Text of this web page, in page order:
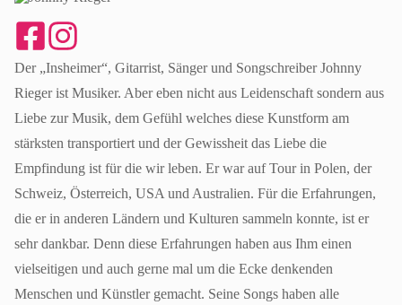
Der „Insheimer“, Gitarrist, Sänger und Songschreiber Johnny
Rieger ist Musiker. Aber eben nicht aus Leidenschaft sondern aus
Liebe zur Musik, dem Gefühl welches diese Kunstform am
stärksten transportiert und der Gewissheit das Liebe die
Empfindung ist für die wir leben. Er war auf Tour in Polen, der
Schweiz, Österreich, USA und Australien. Für die Erfahrungen,
die er in anderen Ländern und Kulturen sammeln konnte, ist er
sehr dankbar. Denn diese Erfahrungen haben aus Ihm einen
vielseitigen und auch gerne mal um die Ecke denkenden
Menschen und Künstler gemacht. Seine Songs haben alle